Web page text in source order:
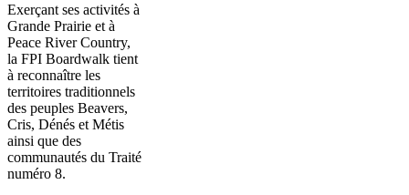
Exerçant ses activités à
Grande Prairie et à
Peace River Country,
la FPI Boardwalk tient
à reconnaître les
territoires traditionnels
des peuples Beavers,
Cris, Dénés et Métis
ainsi que des
communautés du Traité
numéro 8.